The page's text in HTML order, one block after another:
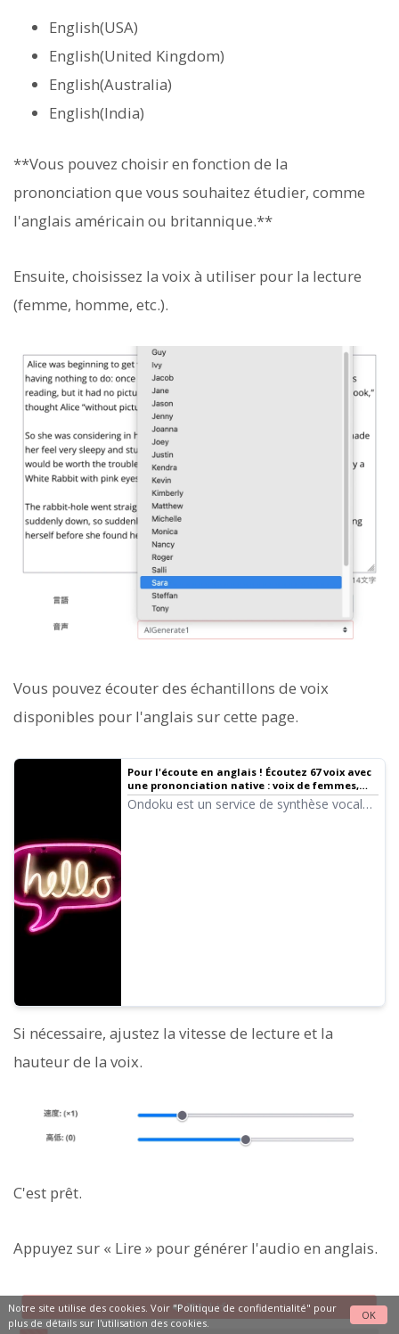
English(USA)
English(United Kingdom)
English(Australia)
English(India)
**Vous pouvez choisir en fonction de la
prononciation que vous souhaitez étudier, comme
l'anglais américain ou britannique.**
Ensuite, choisissez la voix à utiliser pour la lecture
(femme, homme, etc.).
Vous pouvez écouter des échantillons de voix
disponibles pour l'anglais sur cette page.
Pour l'écoute en anglais ! Écoutez 67 voix avec
une prononciation native : voix de femmes,
d'hommes, de filles et de garçons ! | Logiciel
de synthèse vocale Ondoku
Ondoku est un service de synthèse vocale
Si nécessaire, ajustez la vitesse de lecture et la
hauteur de la voix.
C'est prêt.
Appuyez sur « Lire » pour générer l'audio en anglais.
Notre site utilise des cookies. Voir "Politique de confidentialité" pour
plus de détails sur l'utilisation des cookies.
OK